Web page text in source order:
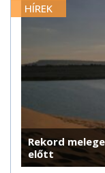
HÍREK
Rekord
előtt